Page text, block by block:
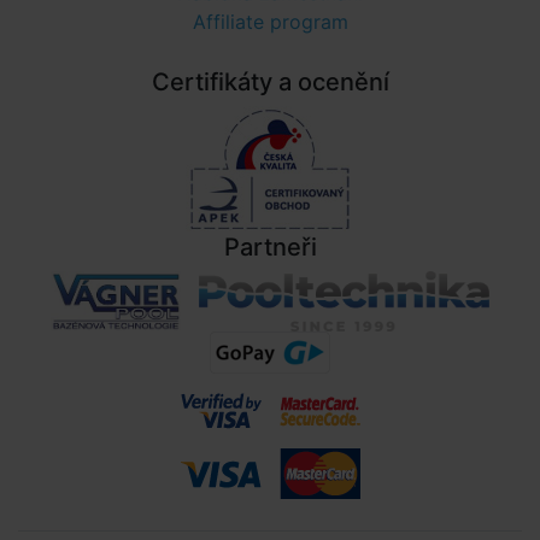
Affiliate program
Certifikáty a ocenění
Partneři